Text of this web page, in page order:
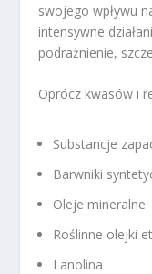
swojego wpływu
intensywne
podrażnienie,
Oprócz kwasów i
Substancje
Barwniki
Oleje mineralne
Roślinne olejki
Lanolina